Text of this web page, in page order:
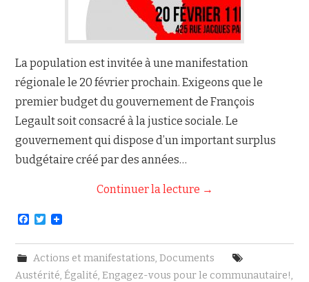
La population est invitée à une manifestation
régionale le 20 février prochain. Exigeons que le
premier budget du gouvernement de François
Legault soit consacré à la justice sociale. Le
gouvernement qui dispose d’un important surplus
budgétaire créé par des années…
Continuer la lecture →
F
c
b
o
T
i
t
t
e
Actions et manifestations, Documents
Austérité,Égalité,Engagez-vous pour le communautaire!,